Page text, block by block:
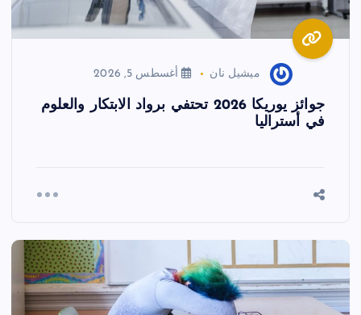
ميشيل نان أغسطس 5, 2026
جوائز يوريكا 2026 تحتفي برواد الابتكار والعلوم
في أستراليا